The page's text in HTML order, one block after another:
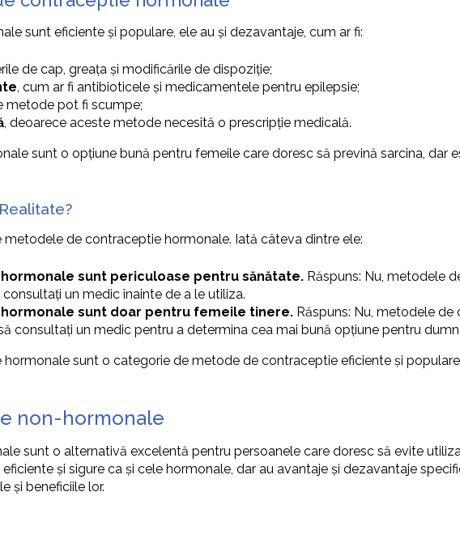
sunt eficiente și populare, ele au și dezavantaje, cum ar fi:
de cap, greața și modificările de dispoziție;
, cum ar fi antibioticele și medicamentele pentru epilepsie;
metode pot fi scumpe;
, deoarece aceste metode necesită o prescripție medicală.
sunt o opțiune bună pentru femeile care doresc să prevină sarcina,
metodele de contraceptie hormonale. Iată câteva dintre ele:
sunt periculoase pentru sănătate. Răspuns: Nu, metodele
un medic înainte de a le utiliza.
sunt doar pentru femeile tinere. Răspuns: Nu, metodele
consultați un medic pentru a determina cea mai bună opțiune pentru
sunt o categorie de metode de contraceptie eficiente și
non-hormonale
sunt o alternativă excelentă pentru persoanele care doresc să evite
și sigure ca și cele hormonale, dar au avantaje și dezavantaje
și beneficiile lor.